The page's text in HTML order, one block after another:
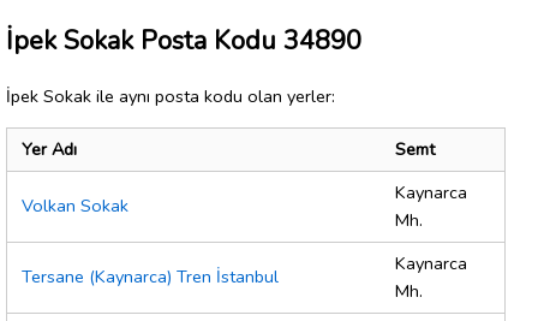
İpek Sokak Posta Kodu 34890
İpek Sokak ile aynı posta kodu olan yerler:
Yer Adı Semt
Volkan Sokak
Kaynarca
Mh.
Tersane (Kaynarca) Tren İstanbul
Kaynarca
Mh.